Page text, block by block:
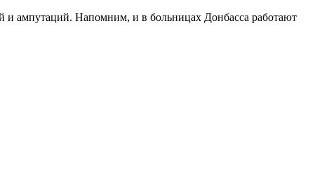
и ампутаций. Напомним, и в больницах Донбасса работают